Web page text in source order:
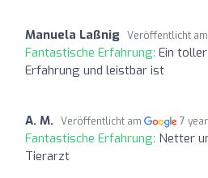
Manuela Laßnig Veröffentlicht am
Fantastische Erfahrung: Ein
Erfahrung und leistbar ist
A. M. Veröffentlicht am 7
Fantastische Erfahrung: Netter
Tierarzt